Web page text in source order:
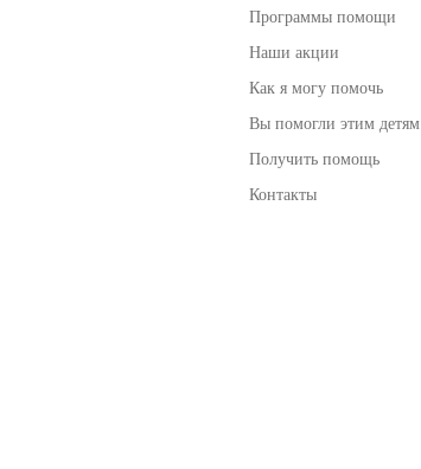
Программы помощи
Наши акции
Как я могу помочь
Вы помогли этим детям
Получить помощь
Контакты